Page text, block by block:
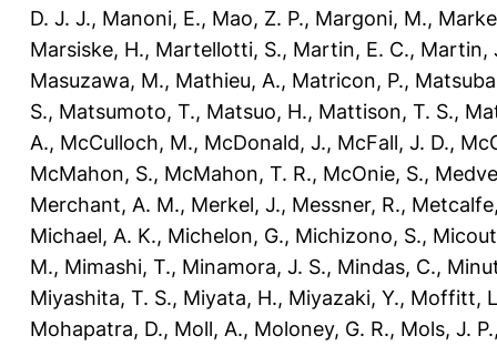
D. J. J., Manoni, E., Mao, Z. P., Margoni, M.,
Marsiske, H., Martellotti, S., Martin, E. C., Martin,
Masuzawa, M., Mathieu, A., Matricon, P.,
S., Matsumoto, T., Matsuo, H., Mattison, T. S.,
A., McCulloch, M., McDonald, J., McFall, J. D.,
McMahon, S., McMahon, T. R., McOnie, S.,
Merchant, A. M., Merkel, J., Messner, R.,
Michael, A. K., Michelon, G., Michizono, S.,
M., Mimashi, T., Minamora, J. S., Mindas, C.,
Miyashita, T. S., Miyata, H., Miyazaki, Y., Moffitt,
Mohapatra, D., Moll, A., Moloney, G. R., Mols, J. P.